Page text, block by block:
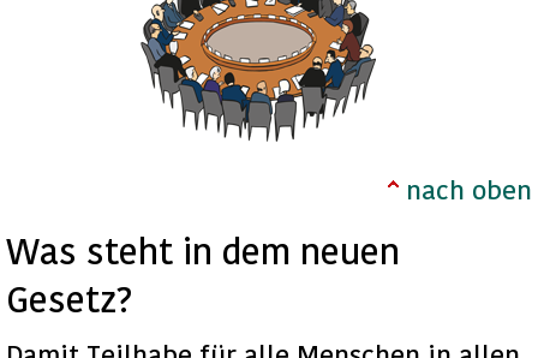
nach oben
Was steht in dem neuen
Gesetz?